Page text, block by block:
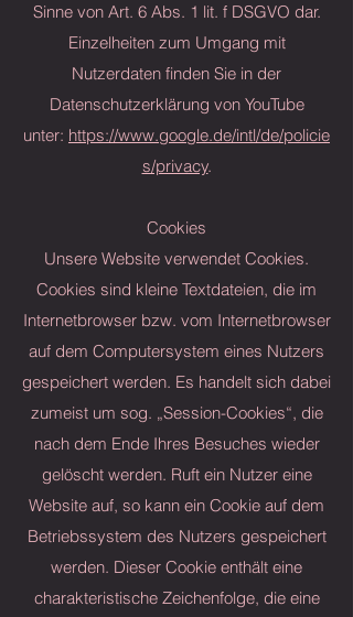
Sinne von Art. 6 Abs. 1 lit. f DSGVO dar.
Einzelheiten zum Umgang mit
Nutzerdaten finden Sie in der
Datenschutzerklärung von YouTube
unter: https://www.google.de/intl/de/policie
s/privacy.
Cookies
Unsere Website verwendet Cookies.
Cookies sind kleine Textdateien, die im
Internetbrowser bzw. vom Internetbrowser
auf dem Computersystem eines Nutzers
gespeichert werden. Es handelt sich dabei
zumeist um sog. „Session-Cookies“, die
nach dem Ende Ihres Besuches wieder
gelöscht werden. Ruft ein Nutzer eine
Website auf, so kann ein Cookie auf dem
Betriebssystem des Nutzers gespeichert
werden. Dieser Cookie enthält eine
charakteristische Zeichenfolge, die eine